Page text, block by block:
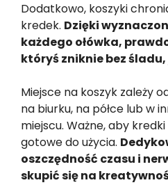
Dodatkowo, koszyki
kredek. Dzięki
każdego ołówka,
któryś zniknie bez
Miejsce na koszyk zależy
na biurku, na półce lub w
miejscu. Ważne, aby
gotowe do użycia.
oszczędność czasu i
skupić się na